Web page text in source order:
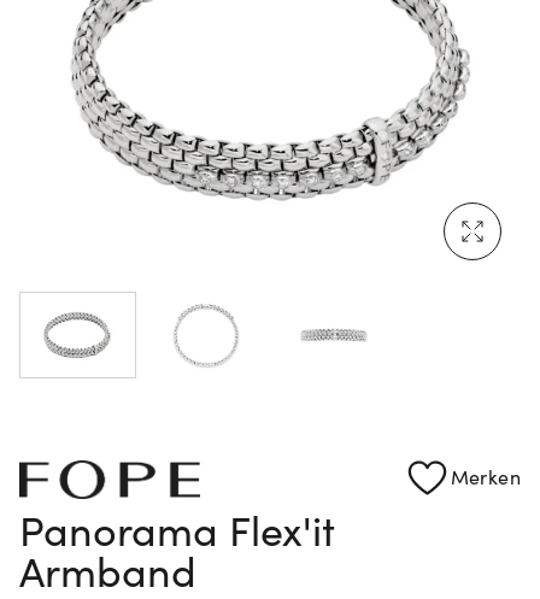
Neu bei Vogl: Uhren von Grand Seiko
Rolex Certified Pre-Owned entdecken
Merken
Panorama Flex'it
Armband